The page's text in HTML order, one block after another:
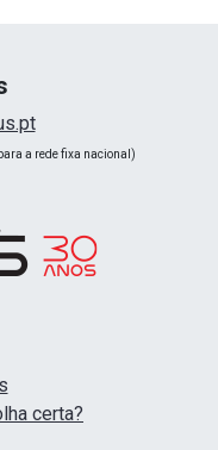
a rede fixa nacional)
certa?